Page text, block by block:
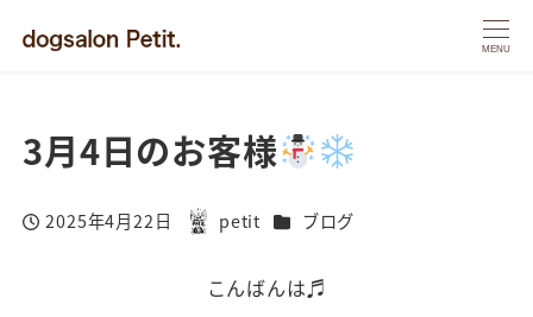
MENU
3月4日のお客様
投稿日
2025年4月22日
著
petit カテゴリー
ブログ
こんばんは♬